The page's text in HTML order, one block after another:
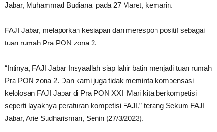
Jabar, Muhammad Budiana, pada 27 Maret, kemarin.
FAJI Jabar, melaporkan kesiapan dan merespon positif sebagai
tuan rumah Pra PON zona 2.
“Intinya, FAJI Jabar Insyaallah siap lahir batin menjadi tuan rumah
Pra PON zona 2. Dan kami juga tidak meminta kompensasi
kelolosan FAJI Jabar di Pra PON XXI. Mari kita berkompetisi
seperti layaknya peraturan kompetisi FAJI,” terang Sekum FAJI
Jabar, Arie Sudharisman, Senin (27/3/2023).